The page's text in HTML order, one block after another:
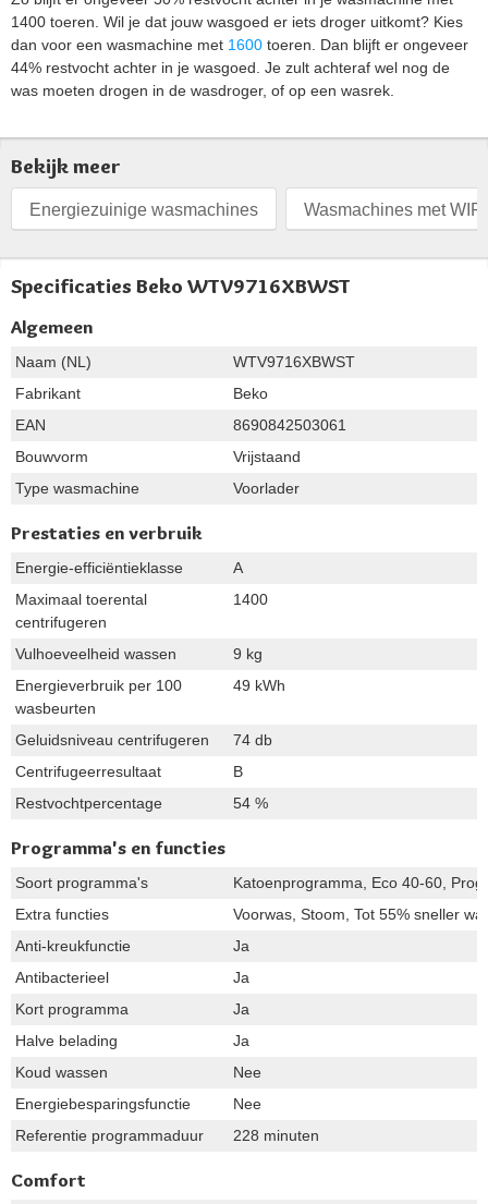
1400 toeren. Wil je dat jouw wasgoed er iets droger uitkomt? Kies
dan voor een wasmachine met 1600 toeren. Dan blijft er ongeveer
44% restvocht achter in je wasgoed. Je zult achteraf wel nog de
was moeten drogen in de wasdroger, of op een wasrek.
Bekijk meer
Energiezuinige wasmachines Wasmachines met WIFI
Specificaties Beko WTV9716XBWST
Algemeen
Naam (NL)
WTV9716XBWST
Fabrikant
Beko
EAN
8690842503061
Bouwvorm
Vrijstaand
Type wasmachine
Voorlader
Prestaties en verbruik
Energie-efficiëntieklasse
A
Maximaal toerental
centrifugeren
1400
Vulhoeveelheid wassen
9 kg
Energieverbruik per 100
wasbeurten
49 kWh
Geluidsniveau centrifugeren
74 db
Centrifugeerresultaat
B
Restvochtpercentage
54 %
Programma's en functies
Soort programma's
Katoenprogramma, Eco 40-60,
Extra functies
Voorwas, Stoom, Tot 55% sneller
Anti-kreukfunctie
Ja
Antibacterieel
Ja
Kort programma
Ja
Halve belading
Ja
Koud wassen
Nee
Energiebesparingsfunctie
Nee
Referentie programmaduur
228 minuten
Comfort